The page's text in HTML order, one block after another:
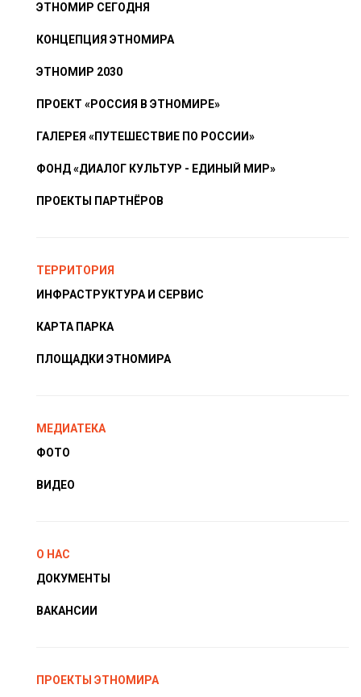
ЭТНОМИР СЕГОДНЯ
КОНЦЕПЦИЯ ЭТНОМИРА
ЭТНОМИР 2030
ПРОЕКТ «РОССИЯ В ЭТНОМИРЕ»
ГАЛЕРЕЯ «ПУТЕШЕСТВИЕ ПО РОССИИ»
ФОНД «ДИАЛОГ КУЛЬТУР - ЕДИНЫЙ МИР»
ПРОЕКТЫ ПАРТНЁРОВ
ТЕРРИТОРИЯ
ИНФРАСТРУКТУРА И СЕРВИС
КАРТА ПАРКА
ПЛОЩАДКИ ЭТНОМИРА
МЕДИАТЕКА
ФОТО
ВИДЕО
О НАС
ДОКУМЕНТЫ
ВАКАНСИИ
ПРОЕКТЫ ЭТНОМИРА